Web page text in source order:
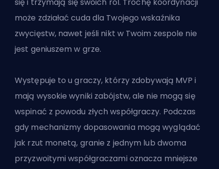
może zdziałać cuda dla Twojego wskaźnika
zwycięstw, nawet jeśli nikt w Twoim zespole nie
jest geniuszem w grze.
Występuje to u graczy, którzy zdobywają MVP i
mają wysokie wyniki zabójstw, ale nie mogą się
wspinać z powodu złych współgraczy. Podczas
gdy mechanizmy dopasowania mogą wyglądać
jak rzut monetą, granie z jednym lub dwoma
przyzwoitymi współgraczami oznacza mniejsze